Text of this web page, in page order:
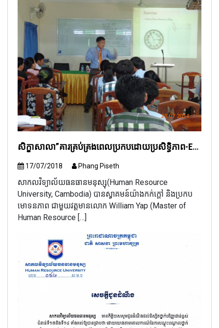
សិក្ខាសាលា”គារគ្រប់គ្រងពេលប្រកបដោយប្រសិទ្ធិភាព-Effective Time Management”​ ដែល​ធ្វើ​បទ​ បង្ហាញ​ដោយ​លោក​ William Yap (ពី​ប្រទេស​ម៉ាឡេស៊ី)​ ជួន​បុគ្គលិក​សិក្សា​និង​និស្សិត​នៅ​សាកល​វិទ្យា​ល័យ​​ធន​ធាន​​មនុស្ស​​ (Human Resource University, Cambodia)
17/07/2018 Phang Piseth
សាកលវិទ្យាល័យធនធានមនុស្សុ(Human Resource
University, Cambodia) បាន​ស្វាគមន៍​យ៉ាង​កក់​ក្តៅ​ និង​ប្រកប​
មោទន​ភាព​ ជាមួយ​វត្តមាន​លោក​ William Yap (Master of
Human Resource […]